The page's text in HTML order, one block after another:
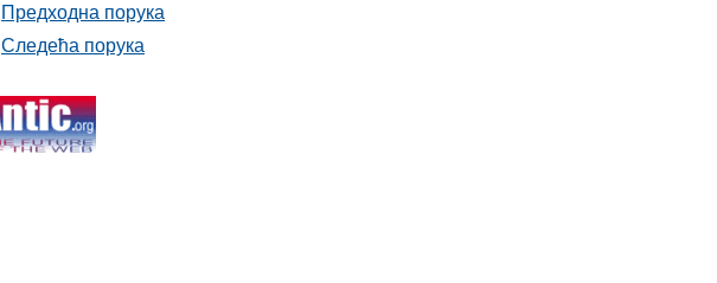
Предходна порука
Следећа порука